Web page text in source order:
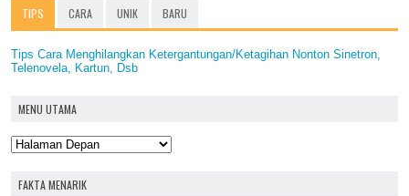
TIPS CARA UNIK BARU
Tips Cara Menghilangkan Ketergantungan/Ketagihan Nonton Sinetron,
Telenovela, Kartun, Dsb
MENU UTAMA
FAKTA MENARIK